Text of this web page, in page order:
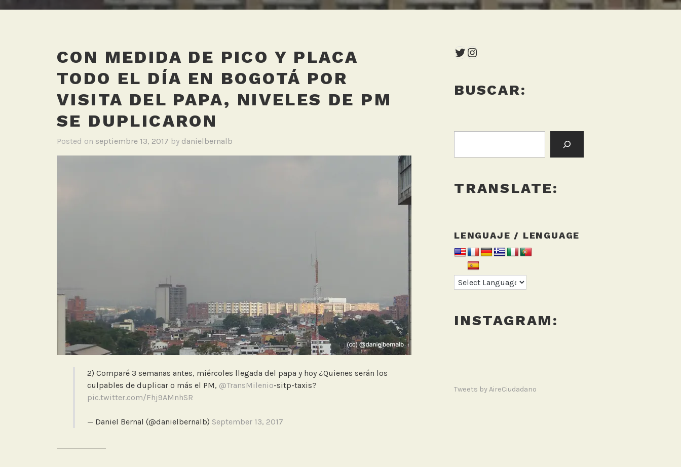
CON MEDIDA DE PICO Y PLACA
TODO EL DÍA EN BOGOTÁ POR
VISITA DEL PAPA, NIVELES DE PM
SE DUPLICARON
Posted on septiembre 13, 2017 by danielbernalb
2) Comparé 3 semanas antes, miércoles llegada del papa y hoy ¿Quienes serán los
culpables de duplicar o más el PM, @TransMilenio-sitp-taxis?
pic.twitter.com/Fhj9AMnhSR
— Daniel Bernal (@danielbernalb) September 13, 2017
Twitter
Instagram
BUSCAR:
TRANSLATE:
LENGUAJE / LENGUAGE
INSTAGRAM:
Tweets by AireCiudadano